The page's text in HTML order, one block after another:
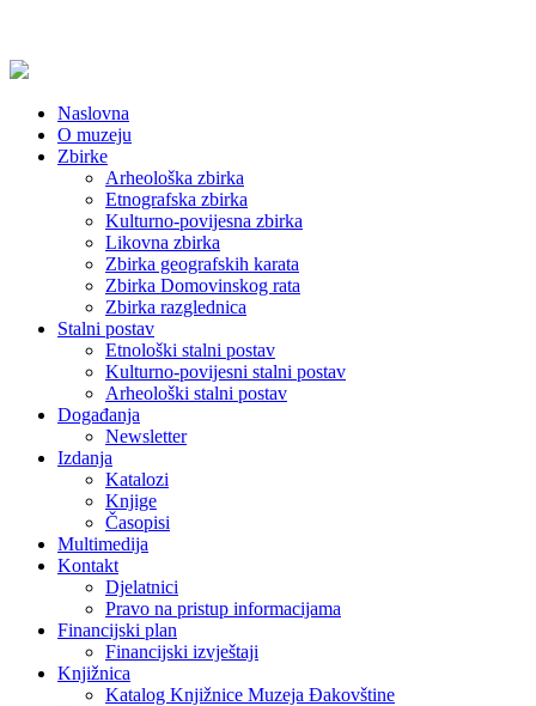
Naslovna
O muzeju
Zbirke
Arheološka zbirka
Etnografska zbirka
Kulturno-povijesna zbirka
Likovna zbirka
Zbirka geografskih karata
Zbirka Domovinskog rata
Zbirka razglednica
Stalni postav
Etnološki stalni postav
Kulturno-povijesni stalni postav
Arheološki stalni postav
Događanja
Newsletter
Izdanja
Katalozi
Knjige
Časopisi
Multimedija
Kontakt
Djelatnici
Pravo na pristup informacijama
Financijski plan
Financijski izvještaji
Knjižnica
Katalog Knjižnice Muzeja Đakovštine